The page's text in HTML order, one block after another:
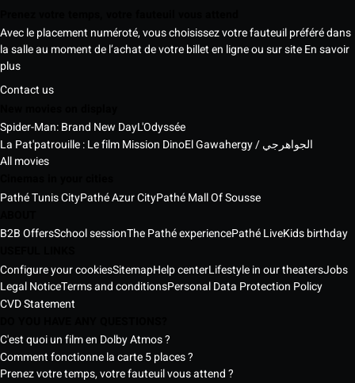
Avec le placement numéroté, vous choisissez votre fauteuil préféré dans
la salle au moment de l’achat de votre billet en ligne ou sur siteEn savoir
plus
Contact us
Spider-Man: Brand New DayL'Odyssée
La Pat'patrouille : Le film Mission Dino
El Gawahergy / الجواهرجي
All movies
Pathé Tunis CityPathé Azur CityPathé Mall Of Sousse
B2B OffersSchool sessionThe Pathé experiencePathé LiveKids birthday
Configure your cookiesSitemapHelp centerLifestyle in our theatersJobs
Legal NoticeTerms and conditionsPersonal Data Protection Policy
CVD Statement
C'est quoi un film en Dolby Atmos ?
Comment fonctionne la carte 5 places ?
Prenez votre temps, votre fauteuil vous attend ?